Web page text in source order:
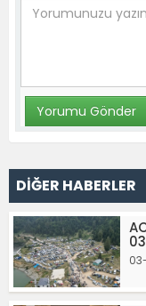
DİĞER HABERLER